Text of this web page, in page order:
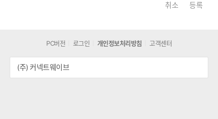
취소 등록
PC버전 로그인 개인정보처리방침 고객센터
(주) 커넥트웨이브